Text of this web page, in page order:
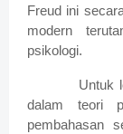
Freud ini
modern
psikologi.
Untuk
dalam teori
pembahasan